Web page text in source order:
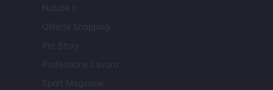
Notizie.it
Offerte Shopping
Pet Story
Professione Lavoro
Sport Magazine